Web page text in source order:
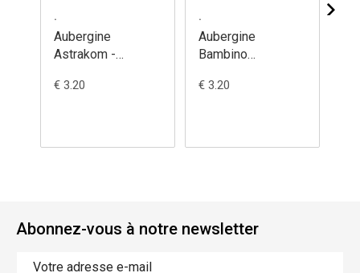
.
Aubergine
Astrakom -
melongena
€ 3.20
.
Aubergine
Bambino
Solanum
€ 3.20
Abonnez-vous à notre newsletter